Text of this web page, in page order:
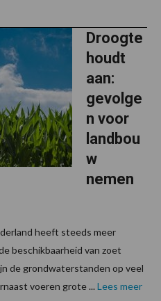
Droogte
houdt
aan:
gevolge
n voor
landbou
w
nemen
heeft steeds meer
beschikbaarheid van zoet
de grondwaterstanden op veel
voeren grote ... Lees meer